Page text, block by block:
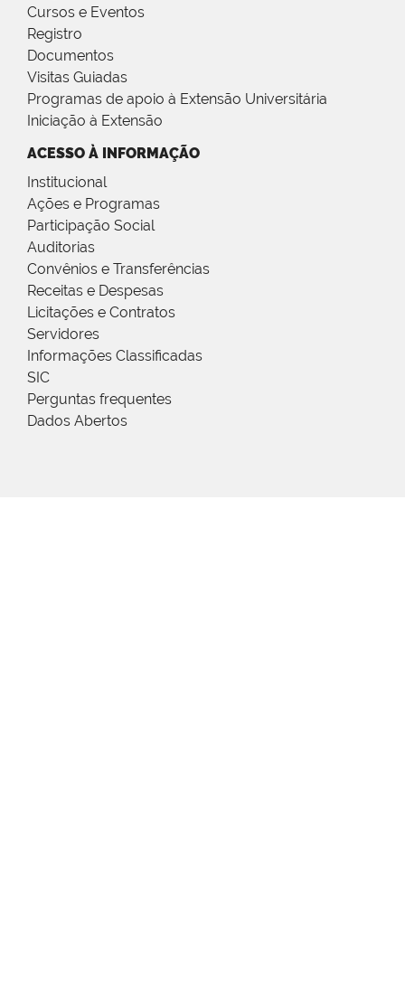
Cursos e Eventos
Registro
Documentos
Visitas Guiadas
Programas de apoio à Extensão Universitária
Iniciação à Extensão
ACESSO À INFORMAÇÃO
Institucional
Ações e Programas
Participação Social
Auditorias
Convênios e Transferências
Receitas e Despesas
Licitações e Contratos
Servidores
Informações Classificadas
SIC
Perguntas frequentes
Dados Abertos